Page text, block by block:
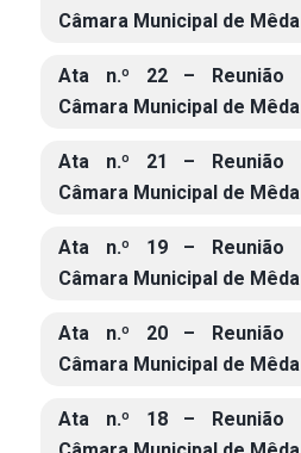
Câmara Municipal de
Ata n.º 22 – Reunião
Câmara Municipal de
Ata n.º 21 – Reunião
Câmara Municipal de
Ata n.º 19 – Reunião
Câmara Municipal de
Ata n.º 20 – Reunião
Câmara Municipal de
Ata n.º 18 – Reunião